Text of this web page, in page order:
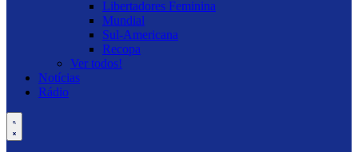
Libertadores Feminina
Mundial
Sul-Americana
Recopa
Ver todos!
Notícias
Rádio